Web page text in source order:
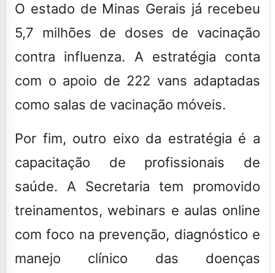
O estado de Minas Gerais já recebeu
5,7 milhões de doses de vacinação
contra influenza. A estratégia conta
com o apoio de 222 vans adaptadas
como salas de vacinação móveis.
Por fim, outro eixo da estratégia é a
capacitação de profissionais de
saúde. A Secretaria tem promovido
treinamentos, webinars e aulas online
com foco na prevenção, diagnóstico e
manejo clínico das doenças